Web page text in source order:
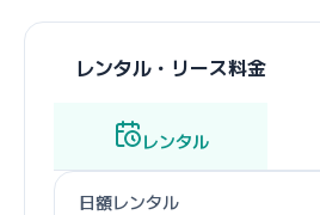
レンタル・リース料金
レンタル
日額レンタル